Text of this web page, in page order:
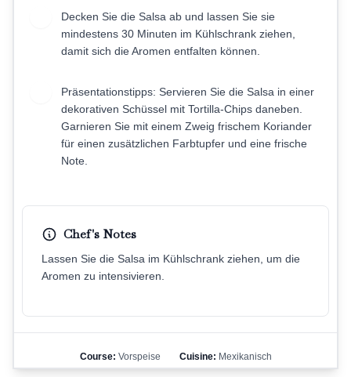
Decken Sie die Salsa ab und lassen Sie sie
mindestens 30 Minuten im Kühlschrank ziehen,
damit sich die Aromen entfalten können.
Präsentationstipps: Servieren Sie die Salsa in einer
dekorativen Schüssel mit Tortilla-Chips daneben.
Garnieren Sie mit einem Zweig frischem Koriander
für einen zusätzlichen Farbtupfer und eine frische
Note.
Chef's Notes
Lassen Sie die Salsa im Kühlschrank ziehen, um die
Aromen zu intensivieren.
Course: Vorspeise Cuisine: Mexikanisch